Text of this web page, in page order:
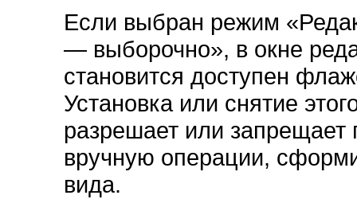
Если выбран режим
— выборочно», в окне
становится доступен
Установка или снятие
разрешает или запрещает
вручную операции,
вида.